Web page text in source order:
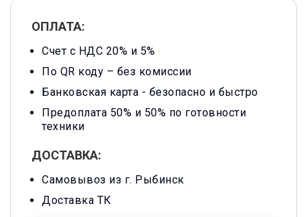
ОПЛАТА:
Счет с НДС 20% и 5%
По QR коду – без комиссии
Банковская карта - безопасно и быстро
Предоплата 50% и 50% по готовности
техники
ДОСТАВКА:
Самовывоз из г. Рыбинск
Доставка ТК